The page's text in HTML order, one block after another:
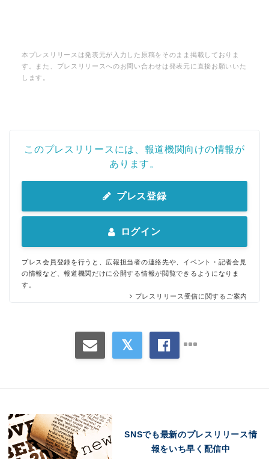
本プレスリリースは発表元が入力した原稿をそのまま掲載しておりま
す。また、プレスリリースへのお問い合わせは発表元に直接お願いいた
します。
このプレスリリースには、報道機関向けの情報が
あります。
プレス登録
ログイン
プレス会員登録を行うと、広報担当者の連絡先や、イベント・記者会見
の情報など、報道機関だけに公開する情報が閲覧できるようになりま
す。
プレスリリース受信に関するご案内
SNSでも最新のプレスリリース情
報をいち早く配信中